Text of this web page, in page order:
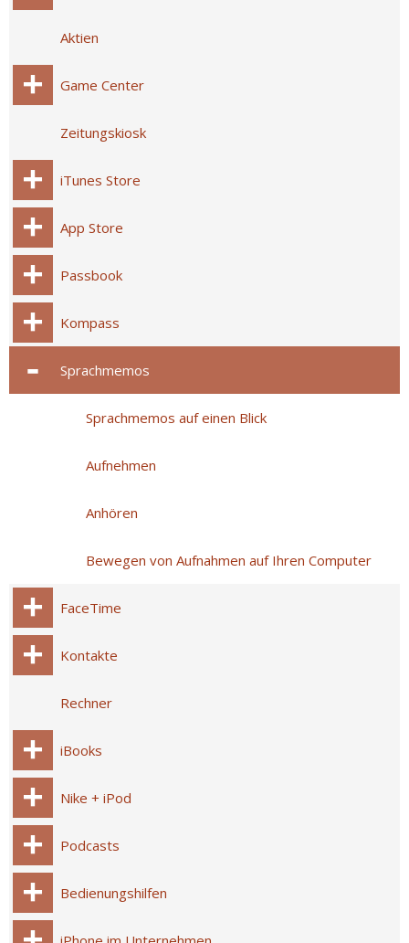
Aktien
Game Center
Zeitungskiosk
iTunes Store
App Store
Passbook
Kompass
Sprachmemos
Sprachmemos auf einen Blick
Aufnehmen
Anhören
Bewegen von Aufnahmen auf Ihren Computer
FaceTime
Kontakte
Rechner
iBooks
Nike + iPod
Podcasts
Bedienungshilfen